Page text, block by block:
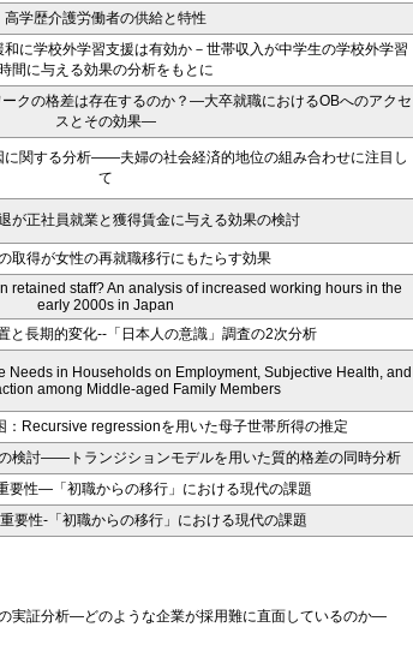
高学歴介護労働者の供給と特性
に学校外学習支援は有効か－世帯収入が中学生の学校外学習
間に与える効果の分析をもとに
クの格差は存在するのか？―大卒就職におけるOBへのアクセ
スとその効果―
に関する分析――夫婦の社会経済的地位の組み合わせに注目し
て
が正社員就業と獲得賃金に与える効果の検討
取得が女性の再就職移行にもたらす効果
retained staff? An analysis of increased working hours in the
early 2000s in Japan
と長期的変化--「日本人の意識」調査の2次分析
Needs in Households on Employment, Subjective Health, and
among Middle-aged Family Members
：Recursive regressionを用いた母子世帯所得の推定
検討――トランジションモデルを用いた質的格差の同時分析
要性―「初職からの移行」における現代の課題
要性-「初職からの移行」における現代の課題
実証分析―どのような企業が採用難に直面しているのか―